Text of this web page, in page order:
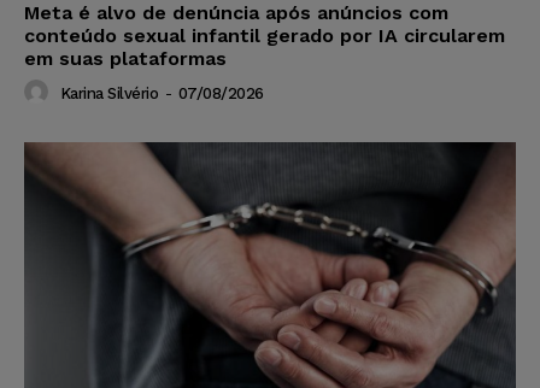
Meta é alvo de denúncia após anúncios com
conteúdo sexual infantil gerado por IA circularem
em suas plataformas
Karina Silvério - 07/08/2026